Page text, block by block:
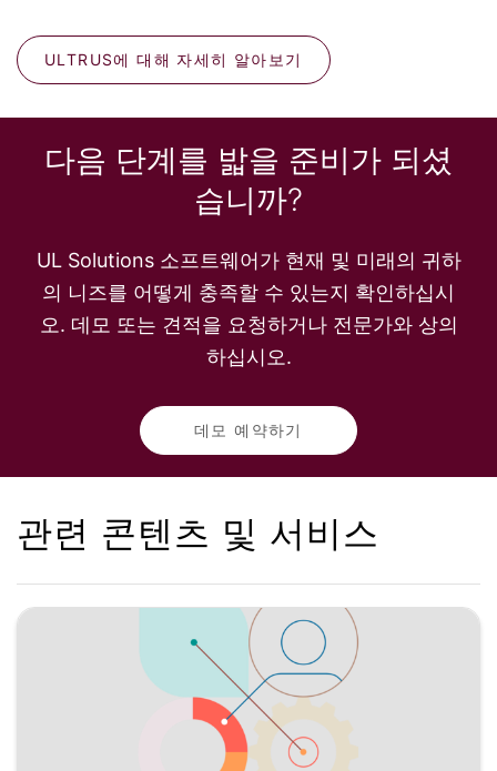
ULTRUS에 대해 자세히 알아보기
다음 단계를 밟을 준비가 되셨
습니까?
UL Solutions 소프트웨어가 현재 및 미래의 귀하
의 니즈를 어떻게 충족할 수 있는지 확인하십시
오. 데모 또는 견적을 요청하거나 전문가와 상의
하십시오.
데모 예약하기
관련 콘텐츠 및 서비스